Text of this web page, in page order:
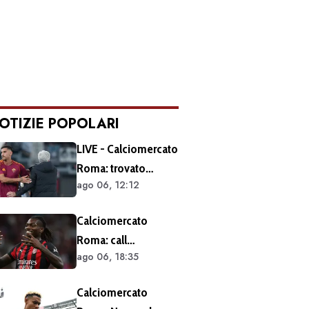
POPOLARI
LIVE - Calciomercato
Roma: trovato
l'accordo per il
Prolungamento di
un solo anno
ago 06, 12:12
Calciomercato
Roma: call
esplorativa tra i
Sul tavolo le
ago 06, 18:35
Calciomercato